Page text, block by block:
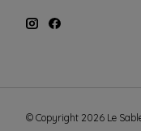
© Copyright 2026 Le